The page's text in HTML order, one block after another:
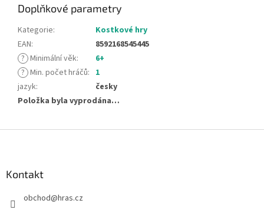
Doplňkové parametry
Kategorie:
Kostkové hry
EAN:
8592168545445
? Minimální věk:
6+
? Min. počet hráčů: 1
jazyk:
česky
Položka byla vyprodána…
Kontakt
obchod@hras.cz